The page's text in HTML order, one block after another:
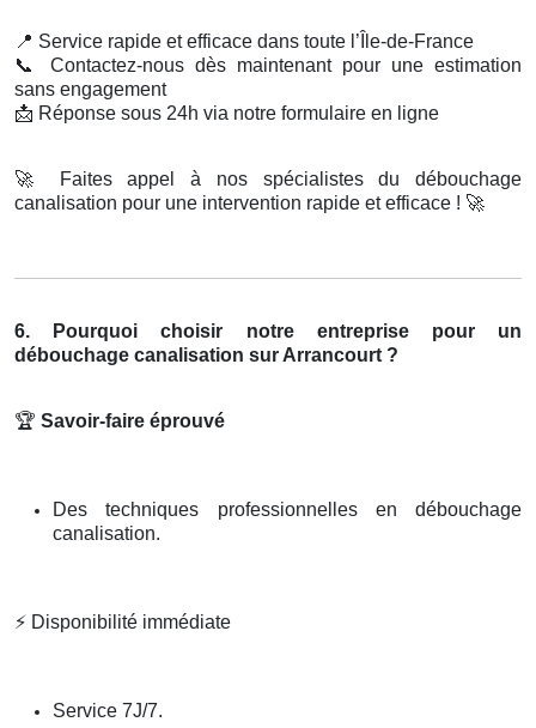
📍 Service rapide et efficace dans toute l’Île-de-France
📞
Contactez-nous dès maintenant pour une estimation
sans engagement
📩 Réponse sous 24h via notre formulaire en ligne
🚀
Faites appel à nos spécialistes du débouchage
canalisation pour une intervention rapide et efficace ! 🚀
6. Pourquoi choisir notre entreprise pour un
débouchage canalisation sur Arrancourt ?
🏆 Savoir-faire éprouvé
Des techniques professionnelles en débouchage
canalisation.
⚡ Disponibilité immédiate
Service 7J/7.